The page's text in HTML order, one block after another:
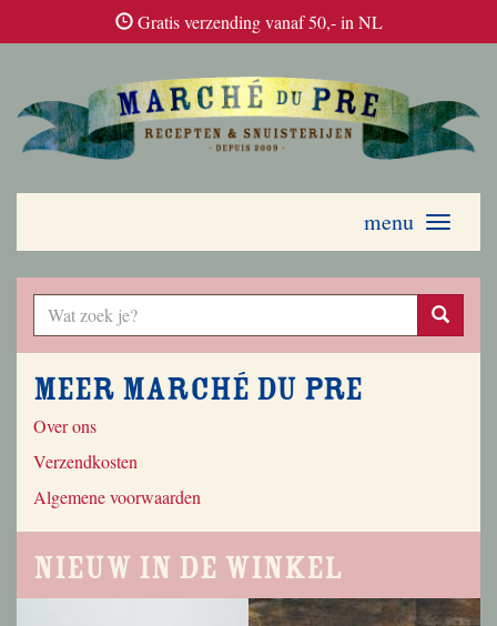
Gratis verzending vanaf 50,- in NL
Toggle
menu
Meer Marché du Pre
Over ons
Verzendkosten
Algemene voorwaarden
Nieuw in de winkel